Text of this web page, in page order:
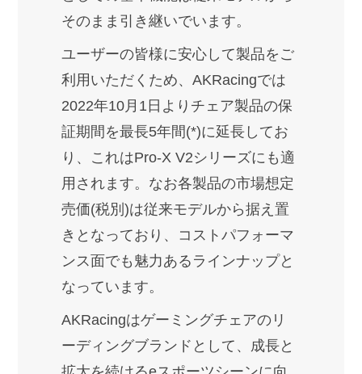
そのまま引き継いでいます。
ユーザーの皆様に安心して製品をご
利用いただくため、AKRacingでは
2022年10月1日よりチェア製品の保
証期間を最長5年間(*)に延長してお
り、これはPro-X V2シリーズにも適
用されます。なお各製品の市場想定
売価(税別)は従来モデルから据え置
きとなっており、コストパフォーマ
ンス面でも魅力あるラインナップと
なっています。
AKRacingはゲーミングチェアのリ
ーディングブランドとして、成長と